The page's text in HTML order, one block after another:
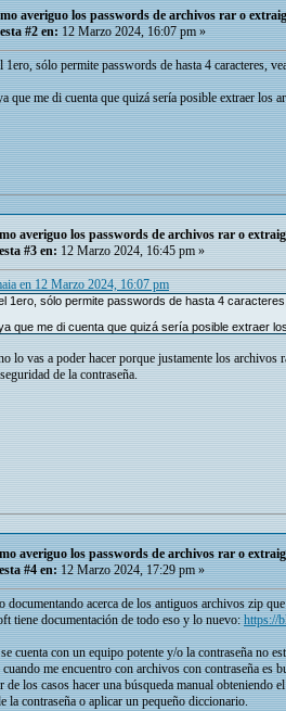
averiguo los passwords de archivos rar o
#2 en:12 Marzo 2024, 16:07 pm »
1ero, sólo permite passwords de hasta 4 caracteres,
que me di cuenta que quizá sería posible extraer los
averiguo los passwords de archivos rar o
#3 en: 12 Marzo 2024, 16:45 pm »
en 12 Marzo 2024, 16:07 pm
1ero, sólo permite passwords de hasta 4
que me di cuenta que quizá sería posible extraer
lo vas a poder hacer porque justamente los
de la contraseña.
averiguo los passwords de archivos rar o
#4 en:12 Marzo 2024, 17:29 pm »
documentando acerca de los antiguos archivos zip
tiene documentación de todo eso y lo nuevo:https://
cuenta con un equipo potente y/o la contraseña no
me encuentro con archivos con contraseña es
de los casos hacer una búsqueda manual
la contraseña o aplicar un pequeño diccionario.